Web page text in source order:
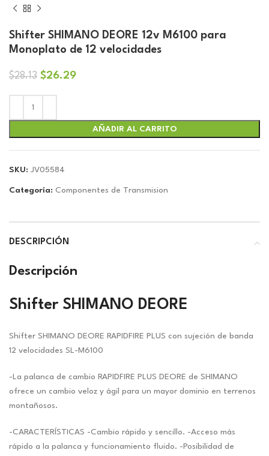
Shifter SHIMANO DEORE 12v M6100 para
Monoplato de 12 velocidades
$28.13 El
era:
$26.29El
$26.29.
AÑADIR AL CARRITO
SKU: JV05584
Categoría: Componentes de Transmision
DESCRIPCIÓN
Descripción
Shifter SHIMANO DEORE
Shifter SHIMANO DEORE RAPIDFIRE PLUS con sujeción de banda
12 velocidades SL-M6100
-La palanca de cambio RAPIDFIRE PLUS DEORE de SHIMANO
ofrece un cambio veloz y ágil para un mayor dominio en terrenos
montañosos.
-CARACTERÍSTICAS -Cambio rápido y sencillo. -Acceso más
rápido a la palanca y funcionamiento fluido. -Posibilidad de